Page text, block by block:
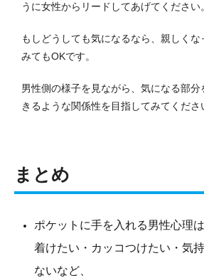
うに女性からリードしてあげてください。
もしどうしても気になるなら、親しく
みてもOKです。
男性側の様子を見ながら、気になる部
きるような関係性を目指してみてくださ
まとめ
ポケットに手を入れる男性心理
着けたい・カッコつけたい・気
ないなど、